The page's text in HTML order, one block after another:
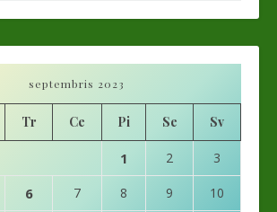
septembris 2023
Tr Ce Pi Se Sv
1 2 3
6 7 8 9 10